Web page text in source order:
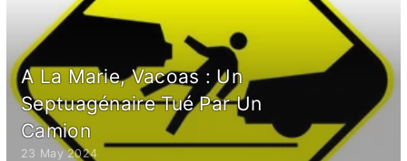
A La Marie, Vacoas : Un
Septuagénaire Tué Par Un
Camion
23 May 2024